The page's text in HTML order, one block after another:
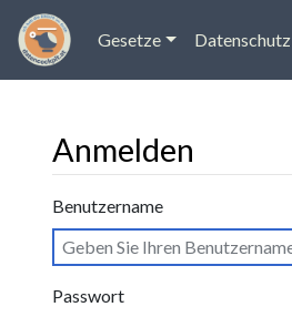
Gesetze Datenschutz
Anmelden
Wechseln zu:Navigation
Benutzername
Passwort